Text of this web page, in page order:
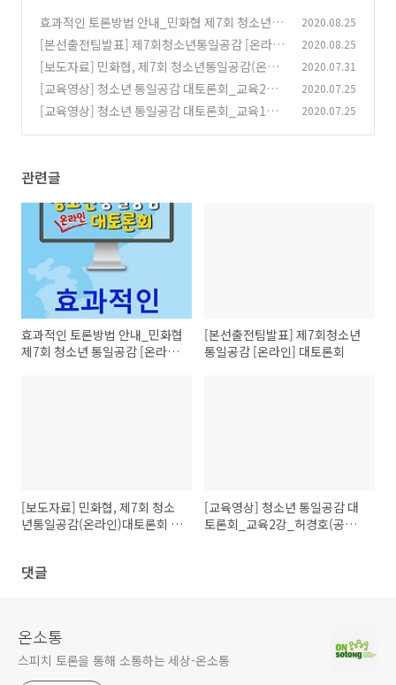
효과적인 토론방법 안내_민화협 제7회 청소년 통
일공감 [온라인] 대토론회 (0)
2020.08.25
[본선출전팀발표] 제7회청소년통일공감 [온라
인] 대토론회
(0)
2020.08.25
[보도자료] 민화협, 제7회 청소년통일공감(온라
인)대토론회 개최
(0)
2020.07.31
[교육영상] 청소년 통일공감 대토론회_교육2강_
허경호(공동심사위원장경희대학교 교수) (0)
2020.07.25
[교육영상] 청소년 통일공감 대토론회_교육1강_
2020.07.25
관련글
효과적인 토론방법 안내_민화협
제7회 청소년 통일공감 [온라인]
[본선출전팀발표] 제7회청소년
통일공감 [온라인] 대토론회
[보도자료] 민화협, 제7회 청소
년통일공감(온라인)대토론회 개
[교육영상] 청소년 통일공감 대
토론회_교육2강_허경호(공동
댓글
온소통
스피치 토론을 통해 소통하는 세상-온소통